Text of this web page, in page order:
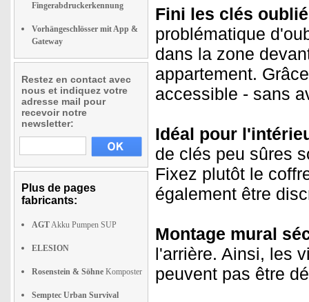
Fingerabdruckerkennung
Vorhängeschlösser mit App &
Gateway
Restez en contact avec
nous et indiquez votre
adresse mail pour
recevoir notre
newsletter:
Plus de pages
fabricants:
AGTAkku Pumpen SUP
ELESION
Rosenstein & Söhne Komposter
Semptec Urban Survival
Fini les clés
problématique
dans la zone
appartement.
accessible - sans
Idéal pour
de clés peu sûres
Fixez plutôt le
également être
Montage mural
l'arrière. Ainsi, les
peuvent pas être